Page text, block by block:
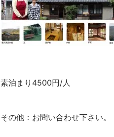
素泊まり4500円/人
その他：お問い合わせ下さい。